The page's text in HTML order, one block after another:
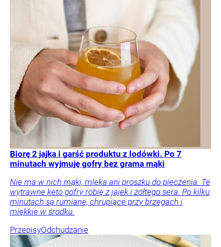
Biorę 2 jajka i garść produktu z lodówki. Po 7
minutach wyjmuję gofry bez grama mąki
Nie ma w nich mąki, mleka ani proszku do pieczenia. Te
wytrawne keto gofry robię z jajek i żółtego sera. Po kilku
minutach są rumiane, chrupiące przy brzegach i
miękkie w środku.
PrzepisyOdchudzanie